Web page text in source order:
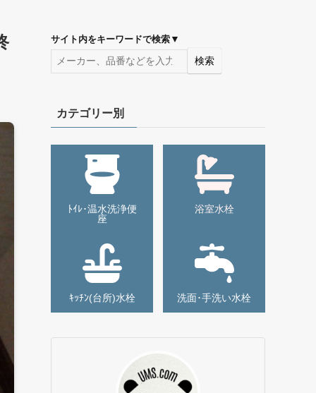
サイト内をキーワードで検索 ▼
検索
カテゴリー別
ﾄｲﾚ･温水洗浄便
座
浴室水栓
ｷｯﾁﾝ(台所)水栓 洗面･手洗い水栓